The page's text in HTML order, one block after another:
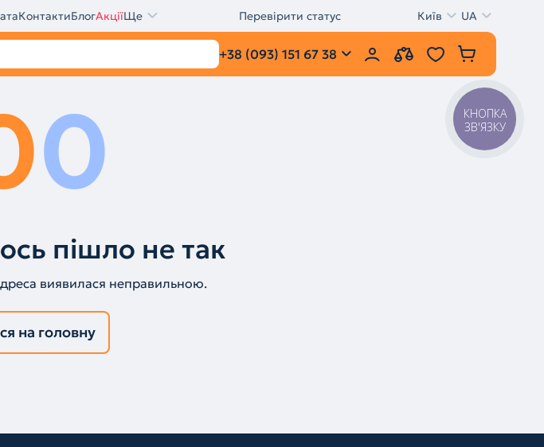
КонтактиБлогАкціїЩе Перевірити статус Київ UA
+38 (093) 151 67 38
0
пішло не так
виявилася неправильною.
на головну
КНОПКА
ЗВ'ЯЗКУ